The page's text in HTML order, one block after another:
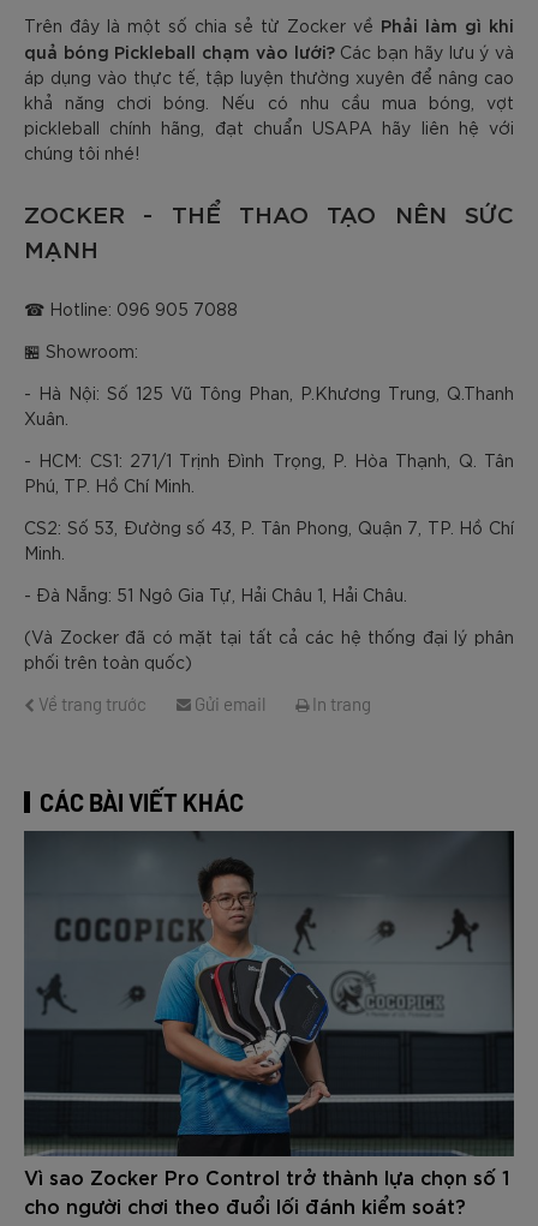
Trên đây là một số chia sẻ từ Zocker về Phải làm gì khi
quả bóng Pickleball chạm vào lưới?Các bạn hãy lưu ý và
áp dụng vào thực tế, tập luyện thường xuyên để nâng cao
khả năng chơi bóng. Nếu có nhu cầu mua bóng, vợt
pickleball chính hãng, đạt chuẩn USAPA hãy liên hệ với
chúng tôi nhé!
ZOCKER - THỂ THAO TẠO NÊN SỨC
MẠNH
☎ Hotline: 096 905 7088
🏪 Showroom:
- Hà Nội: Số 125 Vũ Tông Phan, P.Khương Trung, Q.Thanh
Xuân.
- HCM: CS1: 271/1 Trịnh Đình Trọng, P. Hòa Thạnh, Q. Tân
Phú, TP. Hồ Chí Minh.
CS2: Số 53, Đường số 43, P. Tân Phong, Quận 7, TP. Hồ Chí
Minh.
- Đà Nẵng: 51 Ngô Gia Tự, Hải Châu 1, Hải Châu.
(Và Zocker đã có mặt tại tất cả các hệ thống đại lý phân
phối trên toàn quốc)
Về trang trước
Gửi email In trang
CÁC BÀI VIẾT KHÁC
Vì sao Zocker Pro Control trở thành lựa chọn số 1
cho người chơi theo đuổi lối đánh kiểm soát?